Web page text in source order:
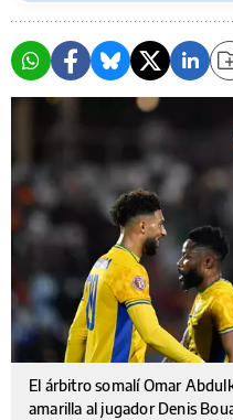
El árbitro somalí Omar
amarilla al jugador Denis